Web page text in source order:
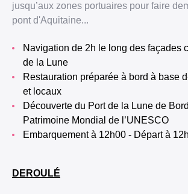
jusqu’aux zones portuaires pour faire
pont d'Aquitaine...
Navigation de 2h le long des façades classées du Port
de la Lune
Restauration préparée à bord à base de produits frais
et locaux
Découverte du Port de la Lune de Bordeaux, inscrit au
Patrimoine Mondial de l’UNESCO
Embarquement à 12h00 - Départ à
DEROULÉ